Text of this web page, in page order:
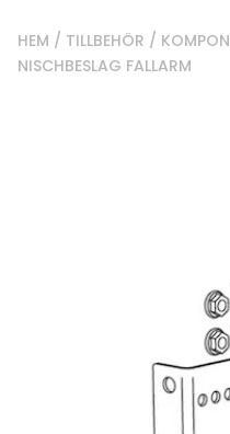
HEM / TILLBEHÖR /
NISCHBESLAG FALLARM